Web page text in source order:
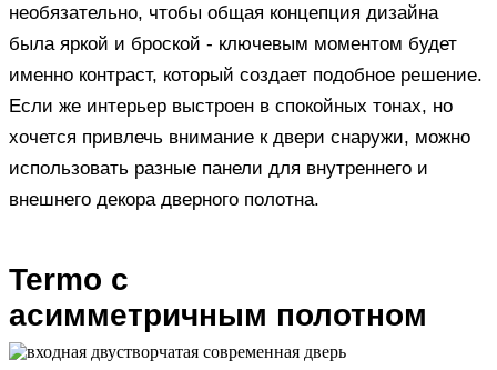
необязательно, чтобы общая концепция дизайна
была яркой и броской - ключевым моментом будет
именно контраст, который создает подобное решение.
Если же интерьер выстроен в спокойных тонах, но
хочется привлечь внимание к двери снаружи, можно
использовать разные панели для внутреннего и
внешнего декора дверного полотна.
Termo с
асимметричным полотном